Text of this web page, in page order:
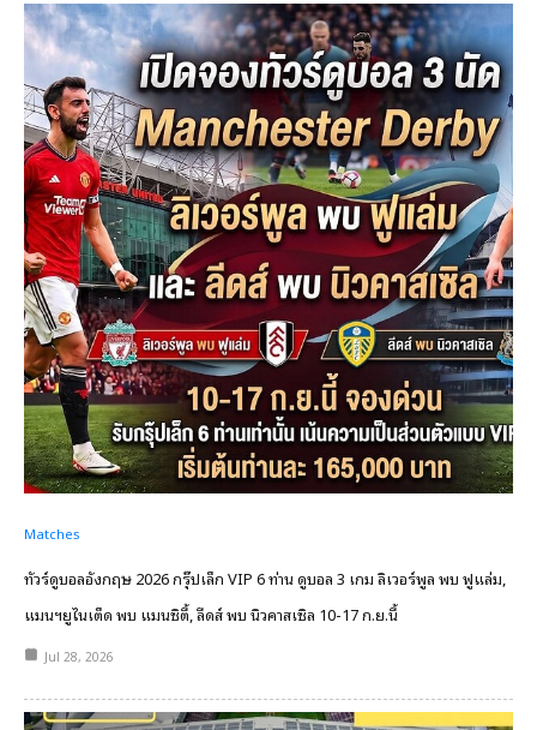
Matches
ทัวร์ดูบอลอังกฤษ 2026 กรุ๊ปเล็ก VIP 6 ท่าน ดูบอล 3 เกม ลิเวอร์พูล พบ ฟูแล่ม,
แมนฯยูไนเต็ด พบ แมนซิตี้, ลีดส์ พบ นิวคาสเซิล 10-17 ก.ย.นี้
Jul 28, 2026